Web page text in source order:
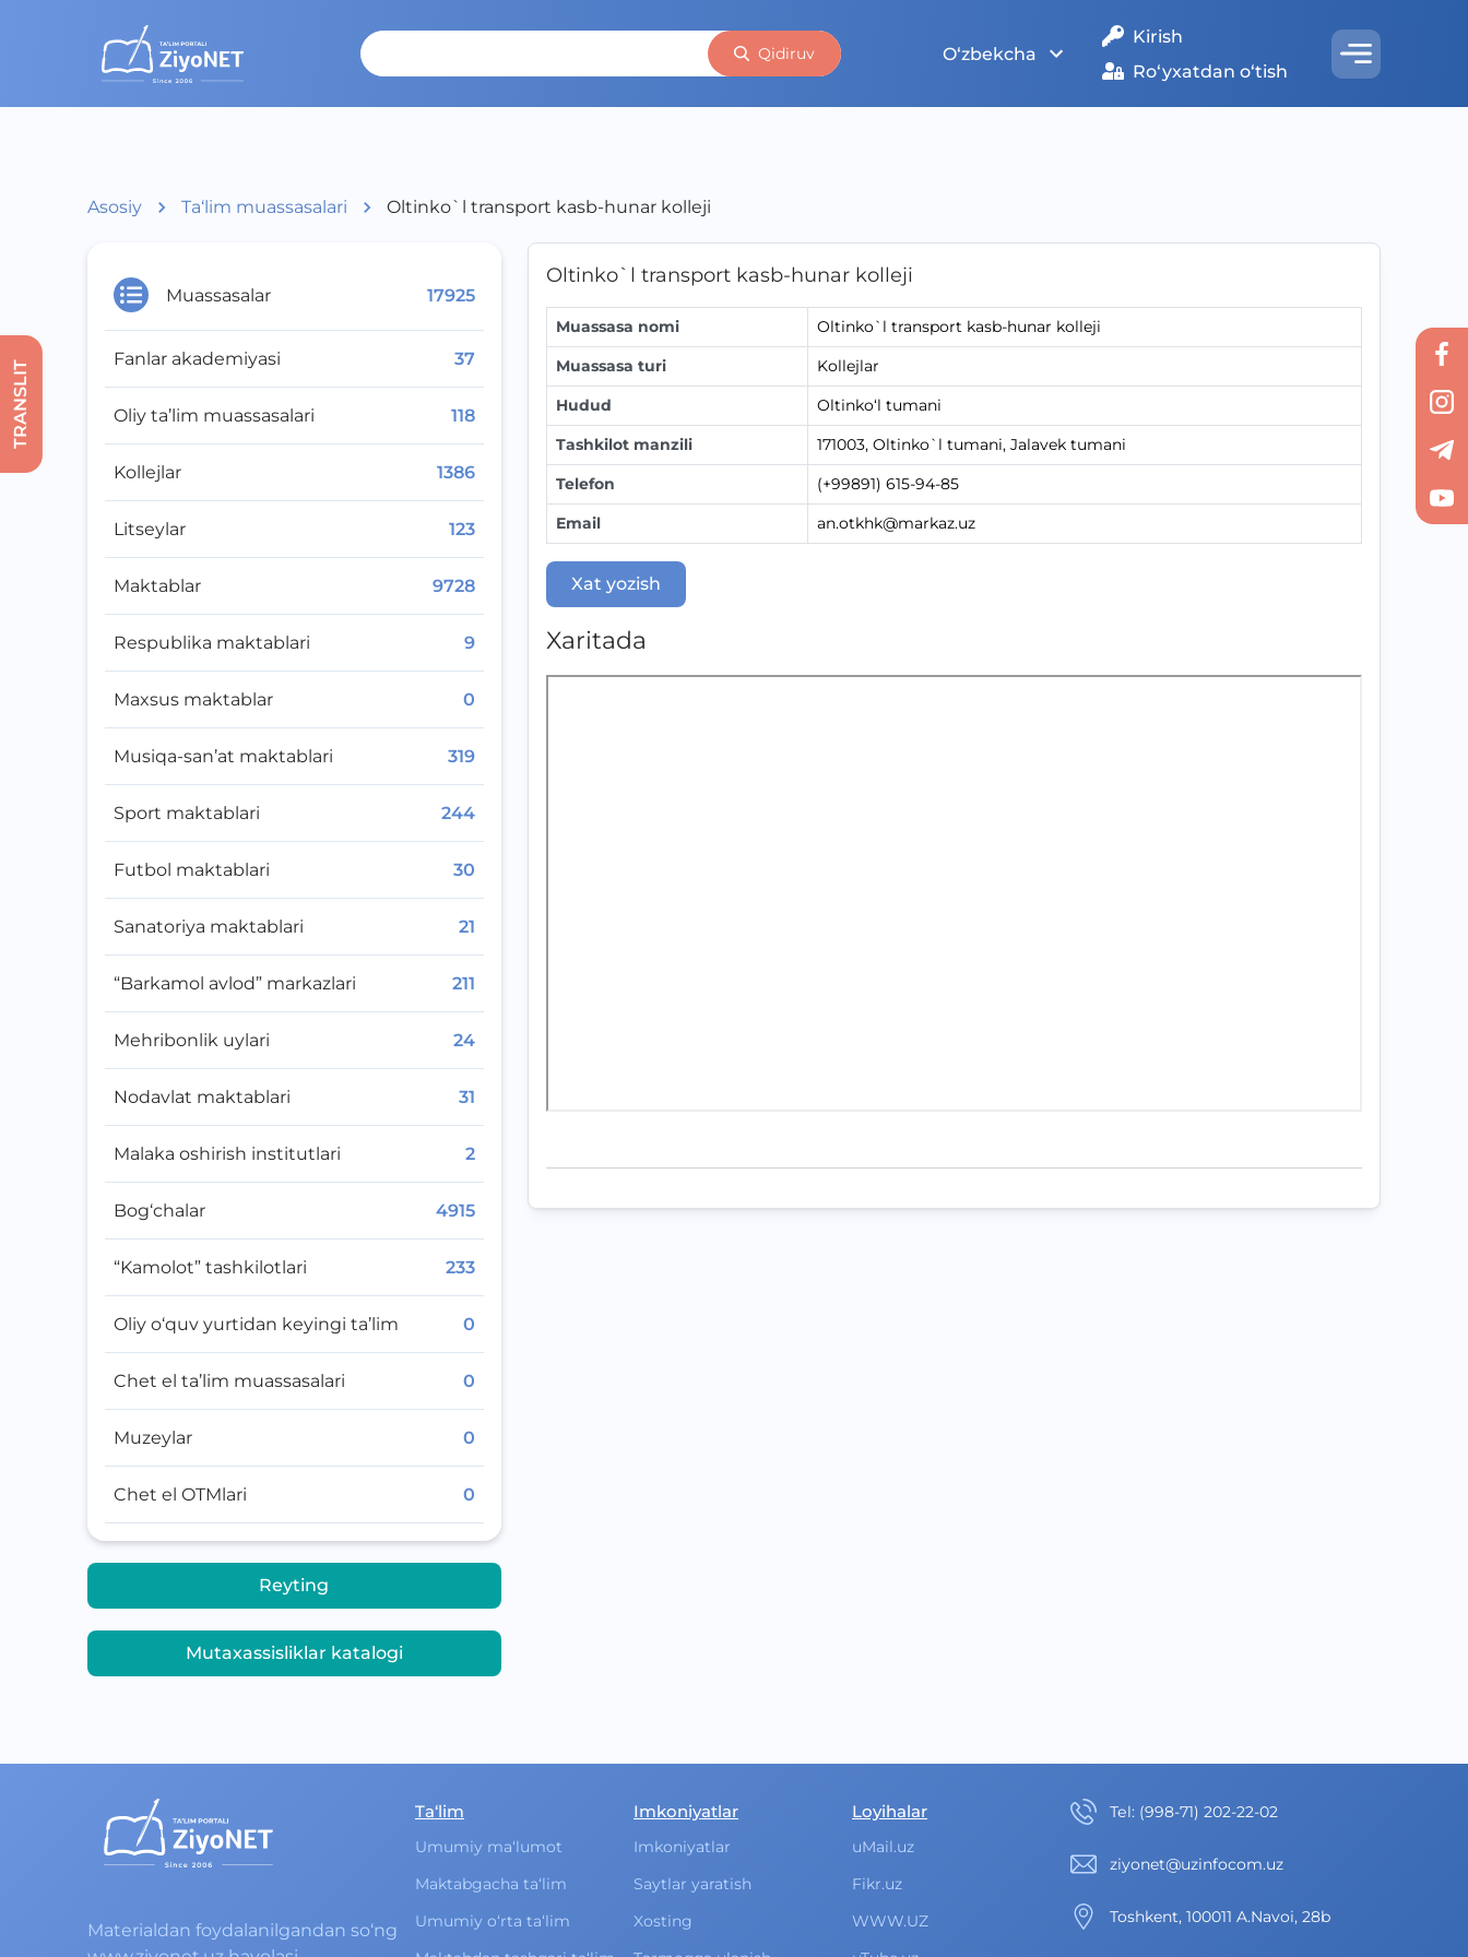
Qidiruv O‘zbekcha
Kirish
Ro‘yxatdan o‘tish
Asosiy Ta‘lim muassasalari Oltinko`l transport kasb-hunar kolleji
Muassasalar 17925
Fanlar akademiyasi 37
Oliy ta’lim muassasalari 118
Kollejlar 1386
Litseylar 123
Maktablar 9728
Respublika maktablari 9
Maxsus maktablar 0
Musiqa-san’at maktablari 319
Sport maktablari 244
Futbol maktablari 30
Sanatoriya maktablari 21
“Barkamol avlod” markazlari 211
Mehribonlik uylari 24
Nodavlat maktablari 31
Malaka oshirish institutlari 2
Bog‘chalar 4915
“Kamolot” tashkilotlari 233
Oliy o‘quv yurtidan keyingi ta’lim 0
Chet el ta’lim muassasalari 0
Muzeylar 0
Chet el OTMlari 0
Reyting
Mutaxassisliklar katalogi
Oltinko`l transport kasb-hunar kolleji
Muassasa nomi
Oltinko`l transport kasb-hunar kolleji
Muassasa turi
Kollejlar
Hudud
Oltinko‘l tumani
Tashkilot manzili
171003, Oltinko`l tumani, Jalavek tumani
Telefon
(+99891) 615-94-85
Email
an.otkhk@markaz.uz
Xat yozish
Xaritada
TRANSLIT
Materialdan foydalanilgandan so‘ng
Ta‘lim
Umumiy ma‘lumot
Maktabgacha ta‘lim
Umumiy o‘rta ta‘lim
Imkoniyatlar
Imkoniyatlar
Saytlar yaratish
Xosting
Loyihalar
uMail.uz
Fikr.uz
WWW.UZ
Теl: (998-71) 202-22-02
ziyonet@uzinfocom.uz
Toshkent, 100011 A.Navoi, 28b